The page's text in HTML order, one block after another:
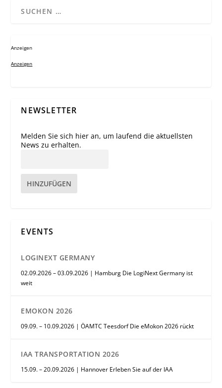
Anzeigen
Anzeigen
NEWSLETTER
Melden Sie sich hier an, um laufend die aktuellsten
News zu erhalten.
HINZUFÜGEN
EVENTS
LOGINEXT GERMANY
02.09.2026 – 03.09.2026 | Hamburg Die LogiNext Germany ist
weit
EMOKON 2026
09.09. – 10.09.2026 | ÖAMTC Teesdorf Die eMokon 2026 rückt
IAA TRANSPORTATION 2026
15.09. – 20.09.2026 | Hannover Erleben Sie auf der IAA